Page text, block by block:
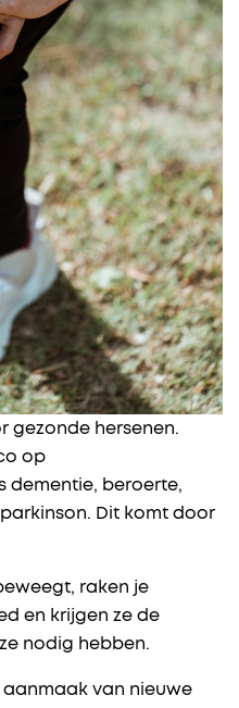
gezonde hersenen.
op
dementie, beroerte,
Dit komt door
raken je
en krijgen ze de
nodig hebben.
van nieuwe